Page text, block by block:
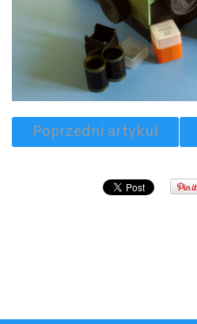
Poprzedni artykuł